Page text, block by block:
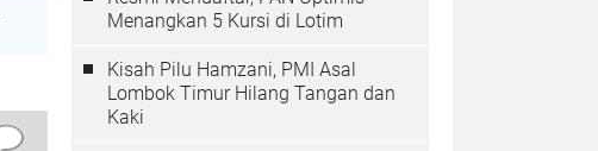
Menangkan 5 Kursi di Lotim
Kisah Pilu Hamzani, PMI Asal
Lombok Timur Hilang Tangan dan
Kaki